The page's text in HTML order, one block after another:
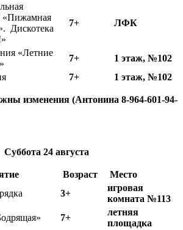
«Пижамная
Дискотека
7+ ЛФК
«Летние
7+
1 этаж, №102
7+ 1 этаж, №102
изменения (Антонина 8-964-601-94-
Суббота 24 августа
Возраст
Место
3+
игровая
комната №113
7+
летняя
площадка